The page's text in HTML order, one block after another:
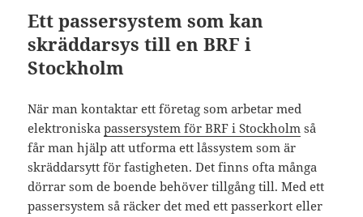
Ett passersystem som kan
skräddarsys till en BRF i
Stockholm
När man kontaktar ett företag som arbetar med
elektroniskapassersystem för BRF i Stockholm så
får man hjälp att utforma ett låssystem som är
skräddarsytt för fastigheten. Det finns ofta många
dörrar som de boende behöver tillgång till. Med ett
passersystem så räcker det med ett passerkort eller